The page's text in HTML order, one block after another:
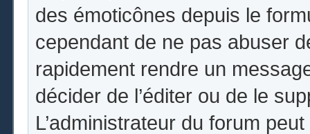
des émoticônes depuis le
cependant de ne pas abuser
rapidement rendre un
décider de l’éditer ou de le
L’administrateur du forum